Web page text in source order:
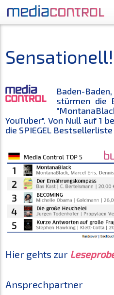
Sensationell!
Baden-
stürmen die
YouTuber". Von Null auf 1
die SPIEGEL
Hier gehts zur
Ansprechpartner